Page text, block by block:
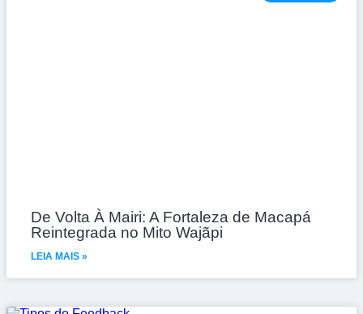
De Volta À Mairi: A Fortaleza de Macapá
Reintegrada no Mito Wajãpi
LEIA MAIS »